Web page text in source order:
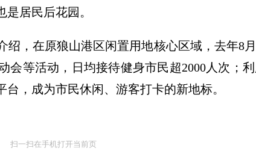
居民后花园。
，在原狼山港区闲置用地核心区域，去年8
等活动，日均接待健身市民超2000人次；
，成为市民休闲、游客打卡的新地标。
扫一扫在手机打开当前页